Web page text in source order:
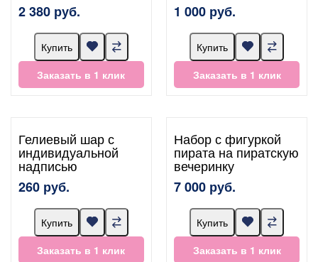
2 380 руб.
Купить
Заказать в 1 клик
1 000 руб.
Купить
Заказать в 1 клик
Гелиевый шар с
индивидуальной
надписью
260 руб.
Купить
Заказать в 1 клик
Набор с фигуркой
пирата на пиратскую
вечеринку
7 000 руб.
Купить
Заказать в 1 клик